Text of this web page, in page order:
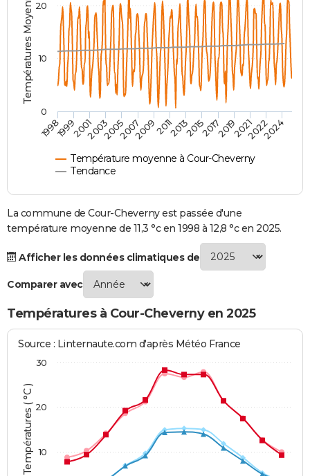
Destinations
City break
Voyage nature
Voyage de noces
Forum
Climat
PHOTO
GUIDES D'ACHAT
BONS PLANS
CARTE DE VOEUX
Carte de Noël
Carte Bonne année
Carte Saint-Valentin
Carte Pâques
Carte d'anniversaire
DICTIONNAIRE
PROGRAMME TV
S'inscrire
Se connecter
Lycées
Collèges
Primaires
Universités
Entreprises
Service militaire
Avis de recherche
AVIS DE DÉCÈS
Températures Moyennes ( °C )
Température moyenne à Cour-Cheverny
Tendance
199819992001200320052007200920112013201520172019202120222024
0
10
20
La commune de Cour-Cheverny est passée d'une
température moyenne de 11,3 °c en 1998 à 12,8 °c en 2025.
Afficher les données climatiques de
Comparer avec
Températures à Cour-Cheverny en 2025
Températures ( °C )
Source : Linternaute.com d'après Météo France
10
20
30